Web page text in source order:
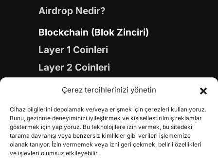
Çerez tercihlerinizi yönetin
Cihaz bilgilerini depolamak ve/veya erişmek için çerezleri kullanıyoruz.
Bunu, gezinme deneyiminizi iyileştirmek ve kişiselleştirilmiş reklamlar
göstermek için yapıyoruz. Bu teknolojilere izin vermek, bu sitedeki
tarama davranışı veya benzersiz kimlikler gibi verileri işlememize
olanak tanıyor. İzin vermemek veya izni geri çekmek, belirli özellikleri
ve işlevleri olumsuz etkileyebilir.
Airdrop Nedir?
Blockchain (Blok Zinciri)
Layer 1 Coinleri
Layer 2 Coinleri
Yapay Zeka (AI) Coinleri
Gaming Coinleri
RWA Coinleri
DeFi Coinleri